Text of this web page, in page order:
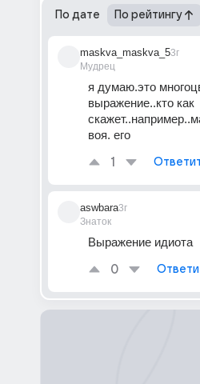
По дате По рейтингу
maskva_maskva_5
Мудрец
3г
я думаю.это
выражение..кто как
воя. его
1
aswbara
Знаток
3г
Выражение идиота
0